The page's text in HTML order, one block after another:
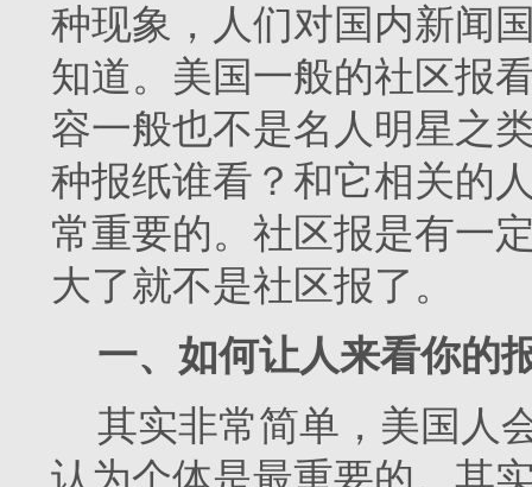
种现象，人们对国内新闻
知道。美国一般的社区报
容一般也不是名人明星之
种报纸谁看？和它相关的
常重要的。社区报是有一
大了就不是社区报了。
一、如何让人来看你的
其实非常简单，美国人
认为个体是最重要的。其